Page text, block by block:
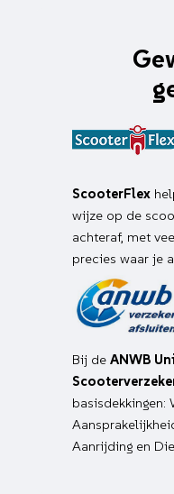
ScooterFlex
wijze op de
achteraf, met
precies waar je
Bij de ANWB
basisdekkingen:
Aanrijding en